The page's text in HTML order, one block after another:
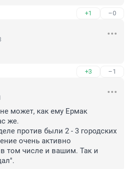
+1 –0
+3 –1
может, как ему Ермак
же.
против были 2 - 3 городских
очень активно
том числе и вашим. Так и